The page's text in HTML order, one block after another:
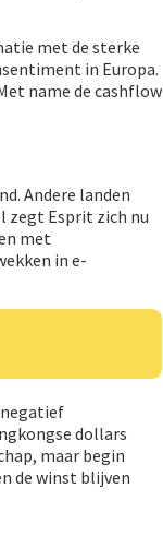
met de sterke
in Europa.
name de cashflow
Andere landen
zegt Esprit zich nu
met
in e-
negatief
dollars
maar begin
de winst blijven